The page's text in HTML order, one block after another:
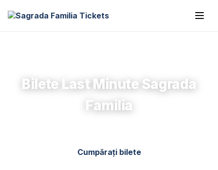
Bilete Last Minute Sagrada
Familia
Cumpărați bilete